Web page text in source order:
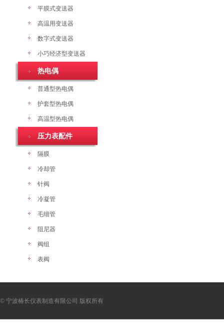
平膜式变送器
高温用变送器
数字式变送器
小巧经济型变送器
热电偶
普通型热电偶
护套型热电偶
高温型热电偶
压力表配件
隔膜
冷却管
针阀
冷凝管
毛细管
阻尼器
阀组
表阀
© 宁波椿长仪表制造有限公司 版权所有